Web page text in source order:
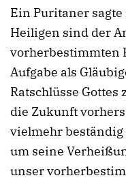
Ein Puritaner sagte
Heiligen sind der
vorherbestimmten
Aufgabe als
Ratschlüsse
die Zukunft
vielmehr beständig
um seine
unser